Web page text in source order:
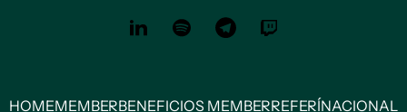
HOMEMEMBERBENEFICIOS MEMBERREFERÍNACIONAL